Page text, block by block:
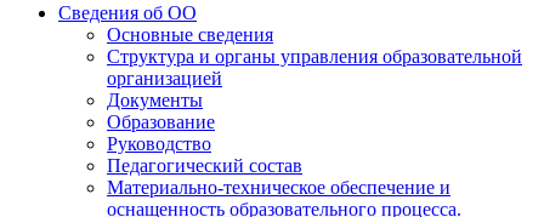
Сведения об ОО
Основные сведения
Структура и органы управления образовательной
организацией
Документы
Образование
Руководство
Педагогический состав
Материально-техническое обеспечение и
оснащенность образовательного процесса.